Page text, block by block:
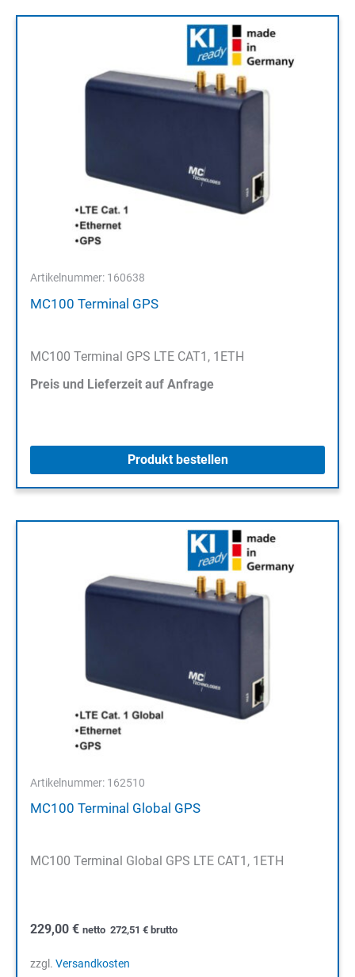
Artikelnummer: 160638
MC100 Terminal GPS
MC100 Terminal GPS LTE CAT1, 1ETH
Preis und Lieferzeit auf Anfrage
Produkt bestellen
Artikelnummer: 162510
MC100 Terminal Global GPS
MC100 Terminal Global GPS LTE CAT1, 1ETH
229,00 € netto 272,51 € brutto
zzgl. Versandkosten